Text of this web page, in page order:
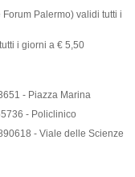
Palermo) validi tutti i
tutti i giorni a € 5,50
- Piazza Marina
- Policlinico
- Viale delle Scienze